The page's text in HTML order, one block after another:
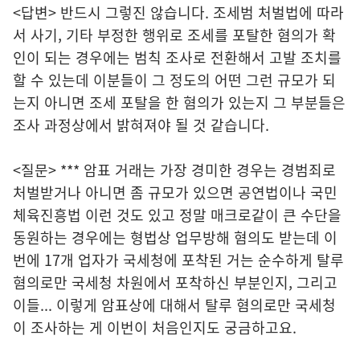
<답변> 반드시 그렇진 않습니다. 조세범 처벌법에 따라
서 사기, 기타 부정한 행위로 조세를 포탈한 혐의가 확
인이 되는 경우에는 범칙 조사로 전환해서 고발 조치를
할 수 있는데 이분들이 그 정도의 어떤 그런 규모가 되
는지 아니면 조세 포탈을 한 혐의가 있는지 그 부분들은
조사 과정상에서 밝혀져야 될 것 같습니다.
<질문> *** 암표 거래는 가장 경미한 경우는 경범죄로
처벌받거나 아니면 좀 규모가 있으면 공연법이나 국민
체육진흥법 이런 것도 있고 정말 매크로같이 큰 수단을
동원하는 경우에는 형법상 업무방해 혐의도 받는데 이
번에 17개 업자가 국세청에 포착된 거는 순수하게 탈루
혐의로만 국세청 차원에서 포착하신 부분인지, 그리고
이들... 이렇게 암표상에 대해서 탈루 혐의로만 국세청
이 조사하는 게 이번이 처음인지도 궁금하고요.